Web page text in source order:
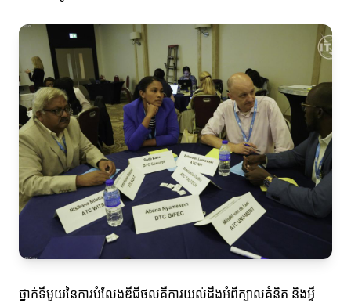
ថ្នាក់ទីមួយនៃការបំលែងឌីជីថលគឺការយល់ដឹងអំពីក្បាលគំនិត និងអ្វី